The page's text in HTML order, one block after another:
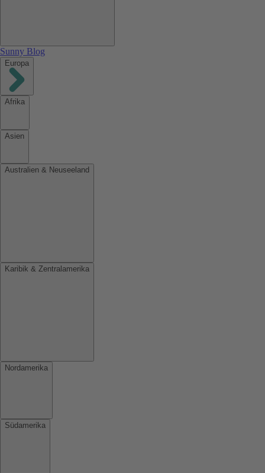
Sunny Blog
Europa
Afrika
Asien
Australien & Neuseeland
Karibik & Zentralamerika
Nordamerika
Südamerika